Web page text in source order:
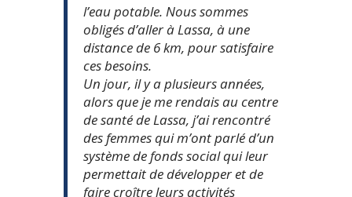
l’eau potable. Nous sommes
obligés d’aller à Lassa, à une
distance de 6 km, pour satisfaire
ces besoins.
Un jour, il y a plusieurs années,
alors que je me rendais au centre
de santé de Lassa, j’ai rencontré
des femmes qui m’ont parlé d’un
système de fonds social qui leur
permettait de développer et de
faire croître leurs activités